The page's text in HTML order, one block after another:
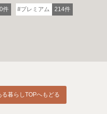
件 プレミアム 214件
暮らしTOPへもどる